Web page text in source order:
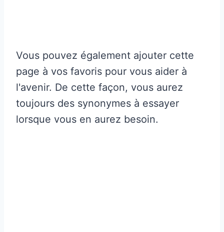
Vous pouvez également ajouter cette
page à vos favoris pour vous aider à
l'avenir. De cette façon, vous aurez
toujours des synonymes à essayer
lorsque vous en aurez besoin.